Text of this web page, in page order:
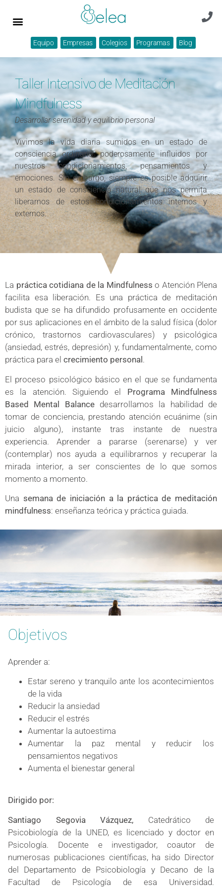
Equipo Empresas Colegios Programas Blog
Taller Intensivo de Meditación
Mindfulness
Desarrollar serenidad y equilibrio personal
Vivimos la vida diaria sumidos en un estado de
consciencia ordinaria, poderosamente influidos por
nuestros condicionamientos, pensamientos y
emociones. Sin embargo, siempre es posible adquirir
un estado de consciencia natural que nos permita
liberarnos de estos condicionamientos internos y
externos.
La práctica cotidiana de la Mindfulness o Atención Plena
facilita esa liberación. Es una práctica de meditación
budista que se ha difundido profusamente en occidente
por sus aplicaciones en el ámbito de la salud física (dolor
crónico, trastornos cardiovasculares) y psicológica
(ansiedad, estrés, depresión) y, fundamentalmente, como
práctica para el crecimiento personal .
El proceso psicológico básico en el que se fundamenta
es la atención. Siguiendo el Programa Mindfulness
Based Mental Balancedesarrollamos la habilidad de
tomar de conciencia, prestando atención ecuánime (sin
juicio alguno), instante tras instante de nuestra
experiencia. Aprender a pararse (serenarse) y ver
(contemplar) nos ayuda a equilibrarnos y recuperar la
mirada interior, a ser conscientes de lo que somos
momento a momento.
Una semana de iniciación a la práctica de meditación
mindfulness: enseñanza teórica y práctica guiada.
Objetivos
Aprender a:
Estar sereno y tranquilo ante los acontecimientos
de la vida
Reducir la ansiedad
Reducir el estrés
Aumentar la autoestima
Aumentar la paz mental y reducir los
pensamientos negativos
Aumenta el bienestar general
Dirigido por:
Santiago Segovia Vázquez, Catedrático de
Psicobiología de la UNED, es licenciado y doctor en
Psicología. Docente e investigador, coautor de
numerosas publicaciones científicas, ha sido Director
del Departamento de Psicobiología y Decano de la
Facultad de Psicología de esa Universidad.